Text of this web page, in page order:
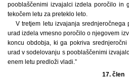
pooblaščenimi izvajalci izdela poročilo in
tekočem letu za preteklo leto.
V tretjem letu izvajanja srednjeročnega
urad izdela vmesno poročilo o njegovem
koncu obdobja, ki ga pokriva
urad v sodelovanju s pooblaščenimi
enem letu predloži vladi.”
17. člen